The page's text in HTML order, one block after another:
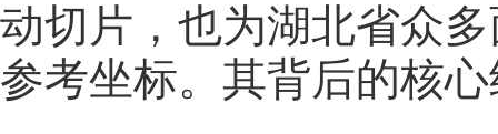
动切片，也为湖北省众
参考坐标。其背后的核